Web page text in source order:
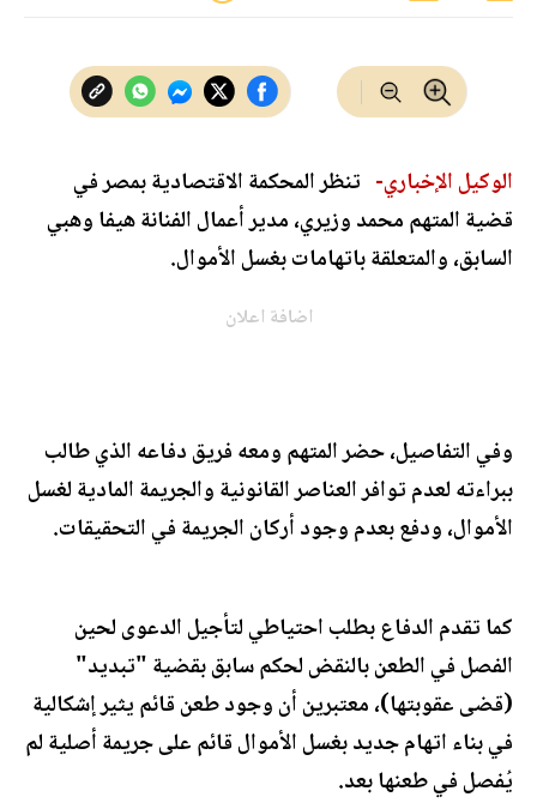
الوكيل الإخباري- تنظر المحكمة الاقتصادية بمصر في
قضية المتهم محمد وزيري، مدير أعمال الفنانة هيفا وهبي
السابق، والمتعلقة باتهامات بغسل الأموال.
اضافة اعلان
وفي التفاصيل، حضر المتهم ومعه فريق دفاعه الذي طالب
ببراءته لعدم توافر العناصر القانونية والجريمة المادية لغسل
الأموال، ودفع بعدم وجود أركان الجريمة في التحقيقات.
كما تقدم الدفاع بطلب احتياطي لتأجيل الدعوى لحين
الفصل في الطعن بالنقض لحكم سابق بقضية "تبديد"
(قضى عقوبتها)، معتبرين أن وجود طعن قائم يثير إشكالية
في بناء اتهام جديد بغسل الأموال قائم على جريمة أصلية لم
يُفصل في طعنها بعد.